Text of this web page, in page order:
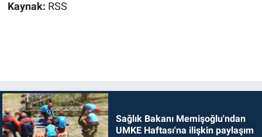
Kaynak: RSS
Sağlık Bakanı Memişoğlu'ndan
UMKE Haftası'na ilişkin paylaşım